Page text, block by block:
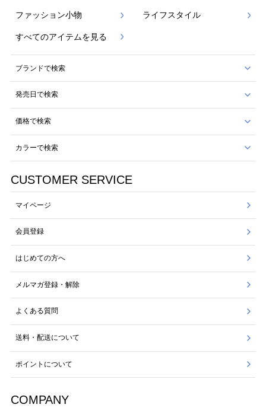
ファッション小物 ライフスタイル
すべてのアイテムを見る
ブランドで検索
発売日で検索
価格で検索
カラーで検索
CUSTOMER SERVICE
マイページ
会員登録
はじめての方へ
メルマガ登録・解除
よくある質問
送料・配送について
ポイントについて
COMPANY